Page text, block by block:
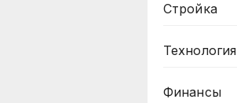
Стройка
Технология
Финансы